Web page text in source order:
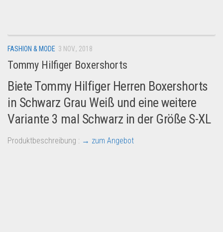
FASHION & MODE 3 NOV., 2018
Tommy Hilfiger Boxershorts
Biete Tommy Hilfiger Herren Boxershorts
in Schwarz Grau Weiß und eine weitere
Variante 3 mal Schwarz in der Größe S-XL
Produktbeschreibung : → zum Angebot